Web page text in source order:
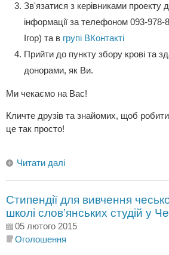
Зв'язатися з керівниками проекту
інформації за телефоном 093-978-
Ігор) та в групі ВКонтакті
Прийти до пункту збору крові та
донорами, як Ви.
Ми чекаємо на Вас!
Кличте друзів та знайомих, щоб
це так просто!
Читати далі
Стипендії для вивчення
школі слов’янських студій у
05 лютого 2015
Оголошення